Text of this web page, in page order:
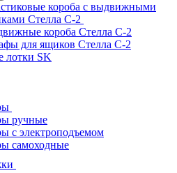
короба с выдвижными
Стелла С-2
короба Стелла С-2
для ящиков Стелла С-2
лотки SK
ручные
с электроподъемом
самоходные